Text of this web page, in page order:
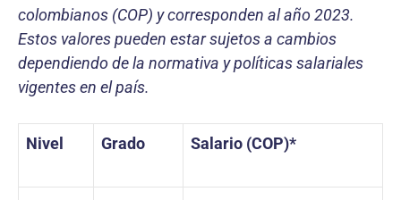
colombianos (COP) y corresponden al año 2023.
Estos valores pueden estar sujetos a cambios
dependiendo de la normativa y políticas salariales
vigentes en el país.
Nivel Grado Salario (COP)*